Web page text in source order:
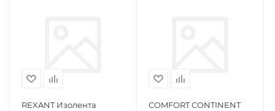
REXANT Изолента
COMFORT CONTINENT